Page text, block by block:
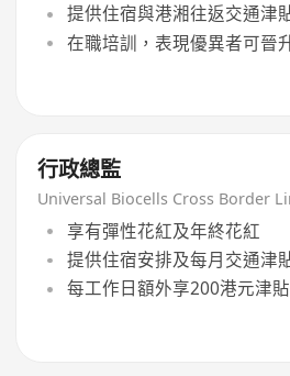
提供住宿與港湘往返交通津
在職培訓，表現優異者可晉
行政總監
Universal Biocells Cross Border
享有彈性花紅及年終花紅
提供住宿安排及每月交通津
每工作日額外享200港元津貼